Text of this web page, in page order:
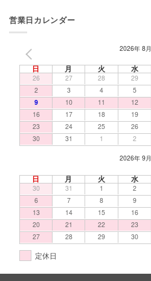
営業日カレンダー
2026年 8月
日 月 火 水
26 27 28 29
2
3 4 5
9
10 11 12
16
17 18 19
23
24 25 26
30
31 1 2
2026年 9月
日 月 火 水
30 31 1 2
6
7 8 9
13
14 15 16
20
21 22 23
27
28 29 30
定休日